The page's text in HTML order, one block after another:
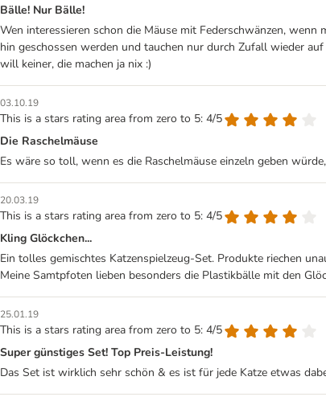
Bälle! Nur Bälle!
Wen interessieren schon die Mäuse mit Federschwänzen,
hin geschossen werden und tauchen nur durch Zufall wieder
will keiner, die machen ja nix :)
03.10.19
This is a stars rating area from zero to 5: 4/5
Die Raschelmäuse
Es wäre so toll, wenn es die Raschelmäuse einzeln geben
20.03.19
This is a stars rating area from zero to 5: 4/5
Kling Glöckchen...
Ein tolles gemischtes Katzenspielzeug-Set. Produkte riechen
Meine Samtpfoten lieben besonders die Plastikbälle mit den
25.01.19
This is a stars rating area from zero to 5: 4/5
Super günstiges Set! Top Preis-Leistung!
Das Set ist wirklich sehr schön & es ist für jede Katze etwas